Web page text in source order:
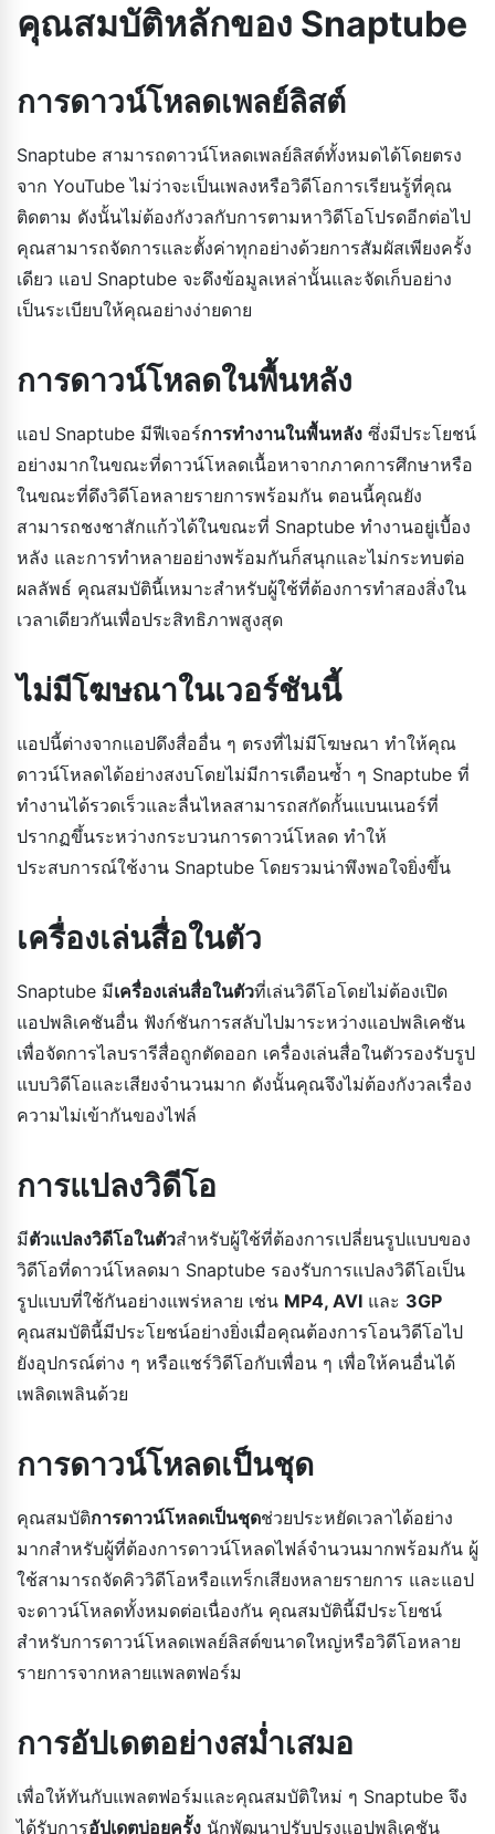
คุณสมบัติหลักของ Snaptube
การดาวน์โหลดเพลย์ลิสต์
Snaptube สามารถดาวน์โหลดเพลย์ลิสต์ทั้งหมดได้โดยตรง
จาก YouTube ไม่ว่าจะเป็นเพลงหรือวิดีโอการเรียนรู้ที่คุณ
ติดตาม ดังนั้นไม่ต้องกังวลกับการตามหาวิดีโอโปรดอีกต่อไป
คุณสามารถจัดการและตั้งค่าทุกอย่างด้วยการสัมผัสเพียงครั้ง
เดียว แอป Snaptube จะดึงข้อมูลเหล่านั้นและจัดเก็บอย่าง
เป็นระเบียบให้คุณอย่างง่ายดาย
การดาวน์โหลดในพื้นหลัง
แอป Snaptube มีฟีเจอร์การทำงานในพื้นหลัง ซึ่งมีประโยชน์
อย่างมากในขณะที่ดาวน์โหลดเนื้อหาจากภาคการศึกษาหรือ
ในขณะที่ดึงวิดีโอหลายรายการพร้อมกัน ตอนนี้คุณยัง
สามารถชงชาสักแก้วได้ในขณะที่ Snaptube ทำงานอยู่เบื้อง
หลัง และการทำหลายอย่างพร้อมกันก็สนุกและไม่กระทบต่อ
ผลลัพธ์ คุณสมบัตินี้เหมาะสำหรับผู้ใช้ที่ต้องการทำสองสิ่งใน
เวลาเดียวกันเพื่อประสิทธิภาพสูงสุด
ไม่มีโฆษณาในเวอร์ชันนี้
แอปนี้ต่างจากแอปดึงสื่ออื่น ๆ ตรงที่ไม่มีโฆษณา ทำให้คุณ
ดาวน์โหลดได้อย่างสงบโดยไม่มีการเตือนซ้ำ ๆ Snaptube ที่
ทำงานได้รวดเร็วและลื่นไหลสามารถสกัดกั้นแบนเนอร์ที่
ปรากฏขึ้นระหว่างกระบวนการดาวน์โหลด ทำให้
ประสบการณ์ใช้งาน Snaptube โดยรวมน่าพึงพอใจยิ่งขึ้น
เครื่องเล่นสื่อในตัว
Snaptube มีเครื่องเล่นสื่อในตัวที่เล่นวิดีโอโดยไม่ต้องเปิด
แอปพลิเคชันอื่น ฟังก์ชันการสลับไปมาระหว่างแอปพลิเคชัน
เพื่อจัดการไลบรารีสื่อถูกตัดออก เครื่องเล่นสื่อในตัวรองรับรูป
แบบวิดีโอและเสียงจำนวนมาก ดังนั้นคุณจึงไม่ต้องกังวลเรื่อง
ความไม่เข้ากันของไฟล์
การแปลงวิดีโอ
มีตัวแปลงวิดีโอในตัวสำหรับผู้ใช้ที่ต้องการเปลี่ยนรูปแบบของ
วิดีโอที่ดาวน์โหลดมา Snaptube รองรับการแปลงวิดีโอเป็น
รูปแบบที่ใช้กันอย่างแพร่หลาย เช่น MP4, AVI และ 3GP
คุณสมบัตินี้มีประโยชน์อย่างยิ่งเมื่อคุณต้องการโอนวิดีโอไป
ยังอุปกรณ์ต่าง ๆ หรือแชร์วิดีโอกับเพื่อน ๆ เพื่อให้คนอื่นได้
เพลิดเพลินด้วย
การดาวน์โหลดเป็นชุด
คุณสมบัติการดาวน์โหลดเป็นชุดช่วยประหยัดเวลาได้อย่าง
มากสำหรับผู้ที่ต้องการดาวน์โหลดไฟล์จำนวนมากพร้อมกัน ผู้
ใช้สามารถจัดคิววิดีโอหรือแทร็กเสียงหลายรายการ และแอป
จะดาวน์โหลดทั้งหมดต่อเนื่องกัน คุณสมบัตินี้มีประโยชน์
สำหรับการดาวน์โหลดเพลย์ลิสต์ขนาดใหญ่หรือวิดีโอหลาย
รายการจากหลายแพลตฟอร์ม
การอัปเดตอย่างสม่ำเสมอ
เพื่อให้ทันกับแพลตฟอร์มและคุณสมบัติใหม่ ๆ Snaptube จึง
ได้รับการอัปเดตบ่อยครั้ง นักพัฒนาปรับปรุงแอปพลิเคชัน